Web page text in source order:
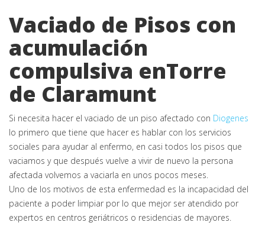
Vaciado de Pisos con
acumulación
compulsiva enTorre
de Claramunt
Si necesita hacer el vaciado de un piso afectado con Diogenes
lo primero que tiene que hacer es hablar con los servicios
sociales para ayudar al enfermo, en casi todos los pisos que
vaciamos y que después vuelve a vivir de nuevo la persona
afectada volvemos a vaciarla en unos pocos meses.
Uno de los motivos de esta enfermedad es la incapacidad del
paciente a poder limpiar por lo que mejor ser atendido por
expertos en centros geriátricos o residencias de mayores.